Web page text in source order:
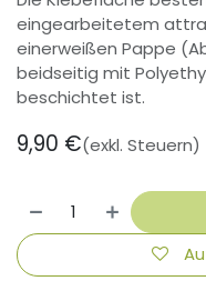
eingearbeitetem
einerweißen Pappe
beidseitig mit
beschichtet ist.
9,90 €(exkl. Steuern)